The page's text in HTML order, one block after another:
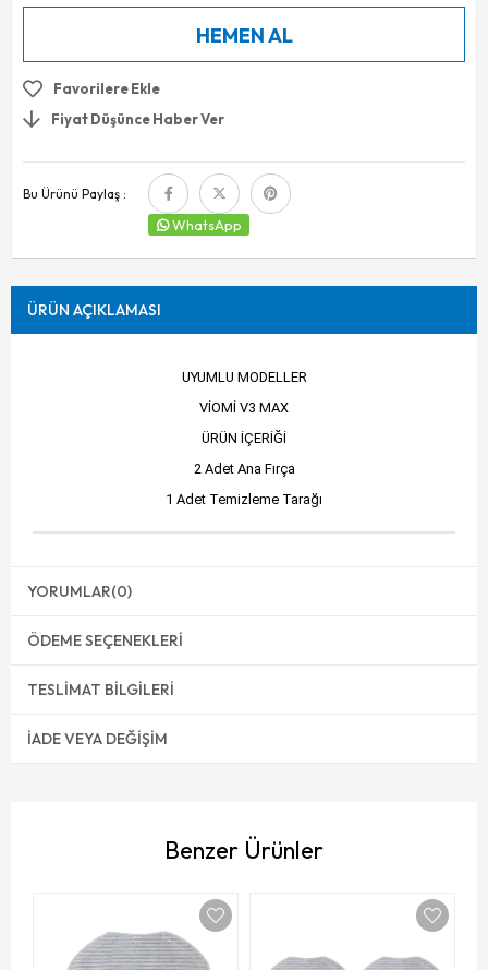
Favorilere Ekle
Fiyat Düşünce Haber Ver
Bu Ürünü Paylaş :
WhatsApp
ÜRÜN AÇIKLAMASI
UYUMLU MODELLER
VİOMİ V3 MAX
ÜRÜN İÇERİĞİ
2 Adet Ana Fırça
1 Adet Temizleme Tarağı
YORUMLAR(0)
ÖDEME SEÇENEKLERI
TESLIMAT BILGILERI
İADE VEYA DEĞIŞIM
Benzer Ürünler